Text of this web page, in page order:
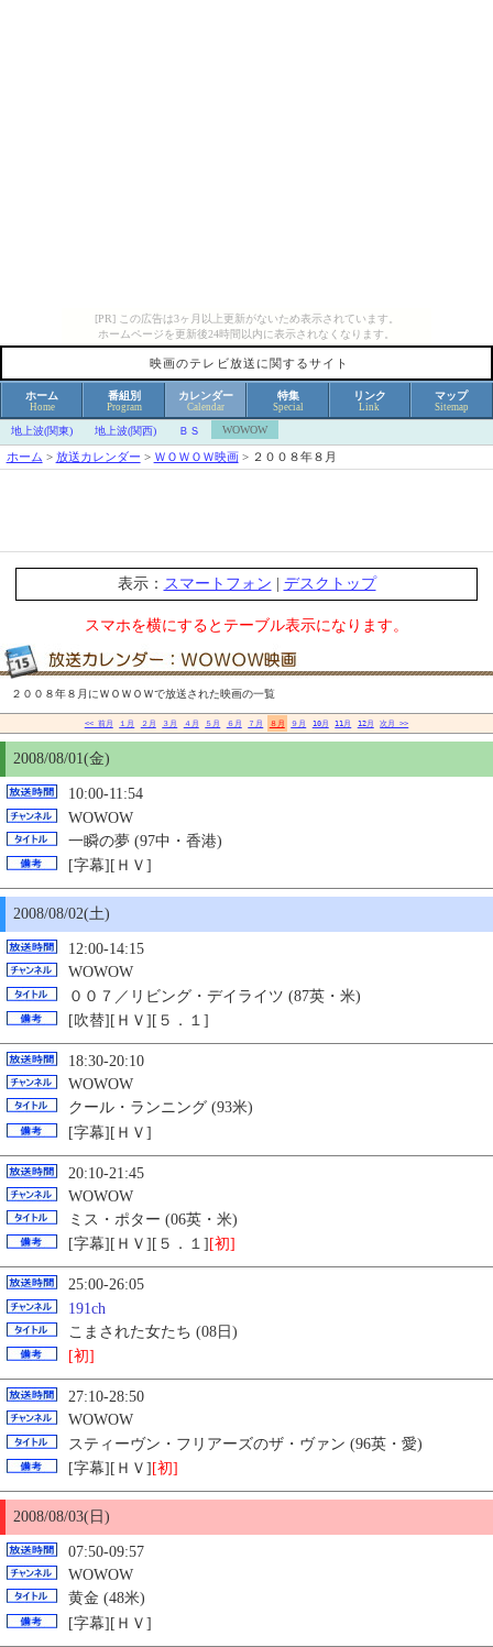
[PR] この広告は3ヶ月以上更新がないため表示されています。
ホームページを更新後24時間以内に表示されなくなります。
映画のテレビ放送に関するサイト
ホーム
Home
番組別
Program
カレンダー
Calendar
特集
Special
リンク
Link
マップ
Sitemap
地上波(関東) 地上波(関西) ＢＳ WOWOW
ホーム > 放送カレンダー > ＷＯＷＯＷ映画> ２００８年８月
表示： スマートフォン デスクトップ
スマホを横にするとテーブル表示になります。
２００８年８月にＷＯＷＯＷで放送された映画の一覧
<< 前月 １月 ２月 ３月 ４月 ５月 ６月 ７月 ８月 ９月 10月 11月 12月 次月 >>
2008/08/01(金)
10:00-11:54
WOWOW
一瞬の夢 (97中・香港)
[字幕][ＨＶ]
2008/08/02(土)
12:00-14:15
WOWOW
００７／リビング・デイライツ (87英・米)
[吹替][ＨＶ][５．１]
18:30-20:10
WOWOW
クール・ランニング (93米)
[字幕][ＨＶ]
20:10-21:45
WOWOW
ミス・ポター (06英・米)
[字幕][ＨＶ][５．１] [初]
25:00-26:05
191ch
こまされた女たち (08日)
[初]
27:10-28:50
WOWOW
スティーヴン・フリアーズのザ・ヴァン (96英・愛)
[字幕][ＨＶ] [初]
2008/08/03(日)
07:50-09:57
WOWOW
黄金 (48米)
[字幕][ＨＶ]